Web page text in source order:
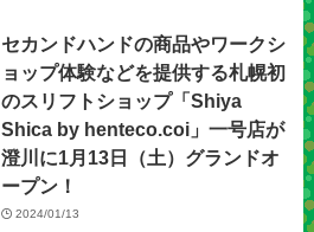
セカンドハンドの商品やワークシ
ョップ体験などを提供する札幌初
のスリフトショップ「Shiya
Shica by henteco.coi」一号店が
澄川に1月13日（土）グランドオ
ープン！
2024/01/13